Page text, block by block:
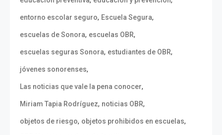
entorno escolar seguro, Escuela Segura,
escuelas de Sonora, escuelas OBR,
escuelas seguras Sonora, estudiantes de OBR,
jóvenes sonorenses,
Las noticias que vale la pena conocer,
Miriam Tapia Rodríguez, noticias OBR,
objetos de riesgo, objetos prohibidos en escuelas,